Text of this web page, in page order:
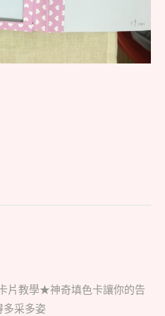
片教學★神奇填色卡讓你的告
多采多姿